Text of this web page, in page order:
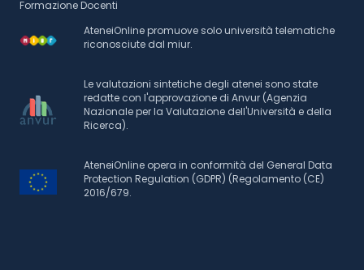
Formazione Docenti
AteneiOnline promuove solo università telematiche
riconosciute dal miur.
Le valutazioni sintetiche degli atenei sono state
redatte con l'approvazione di Anvur (Agenzia
Nazionale per la Valutazione dell'Università e della
Ricerca).
AteneiOnline opera in conformità del General Data
Protection Regulation (GDPR) (Regolamento (CE)
2016/679.